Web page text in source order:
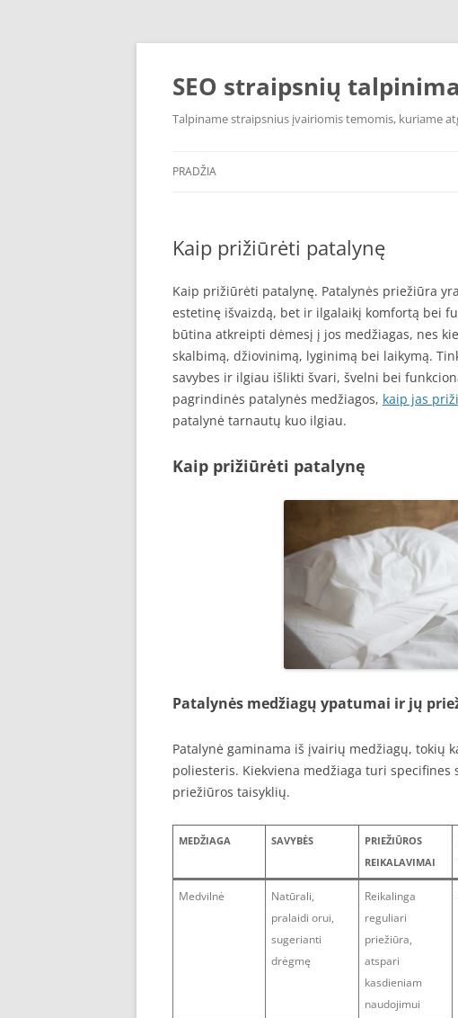
Pereiti
SEO straipsnių
Talpiname straipsnius įvairiomis temomis, kuriame
PRADŽIA
Kaip prižiūrėti patalynę
Kaip prižiūrėti patalynę. Patalynės priežiūra
estetinę išvaizdą, bet ir ilgalaikį komfortą bei
būtina atkreipti dėmesį į jos medžiagas, nes
skalbimą, džiovinimą, lyginimą bei laikymą.
savybes ir ilgiau išlikti švari, švelni bei
pagrindinės patalynės medžiagos, kaip jas
patalynė tarnautų kuo ilgiau.
Kaip prižiūrėti patalynę
Patalynės medžiagų ypatumai ir jų
Patalynė gaminama iš įvairių medžiagų, tokių
poliesteris. Kiekviena medžiaga turi
priežiūros taisyklių.
MEDŽIAGA SAVYBĖS
PRIEŽIŪROS
REIKALAVIMAI
Medvilnė
Natūrali,
pralaidi orui,
sugerianti
drėgmę
Reikalinga
reguliari
priežiūra,
atspari
kasdieniam
naudojimui